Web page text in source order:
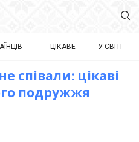
ЦІКАВЕ У СВІТІ
співали: цікаві
подружжя